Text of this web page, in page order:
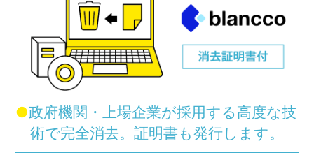
●政府機関・上場企業が採用する高度な技
術で完全消去。 証明書も発行します。